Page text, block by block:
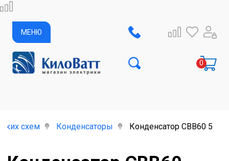
МЕНЮ
схем Конденсаторы Конденсатор CBB60